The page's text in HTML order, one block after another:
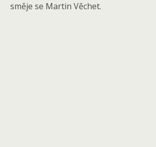
směje se Martin Věchet.